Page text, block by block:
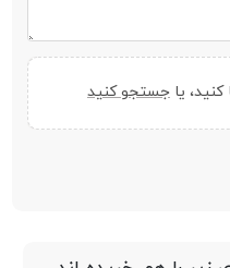
یا جستجو کنید